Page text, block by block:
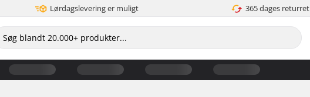
Lørdagslevering er muligt 365 dages returret